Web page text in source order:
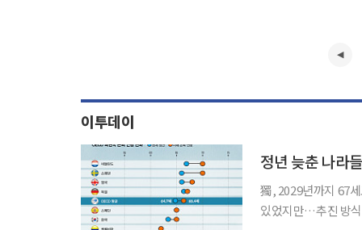
이투데이
獨, 2029년까지 67
있었지만…추진 방식